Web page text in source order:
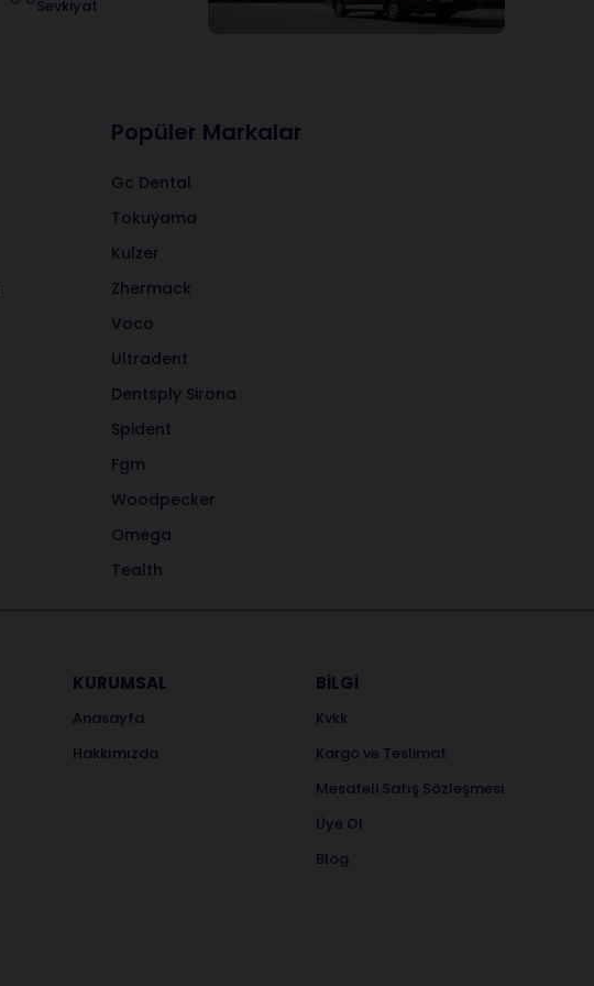
Sevkiyat
Popüler Markalar
Gc Dental
Tokuyama
Kulzer
Zhermack
Voco
Ultradent
Dentsply Sirona
Spident
Fgm
Woodpecker
Omega
Tealth
KURUMSAL
Anasayfa
Hakkımızda
BİLGİ
Kvkk
Kargo ve Teslimat
Mesafeli Satış Sözleşmesi
Üye Ol
Blog